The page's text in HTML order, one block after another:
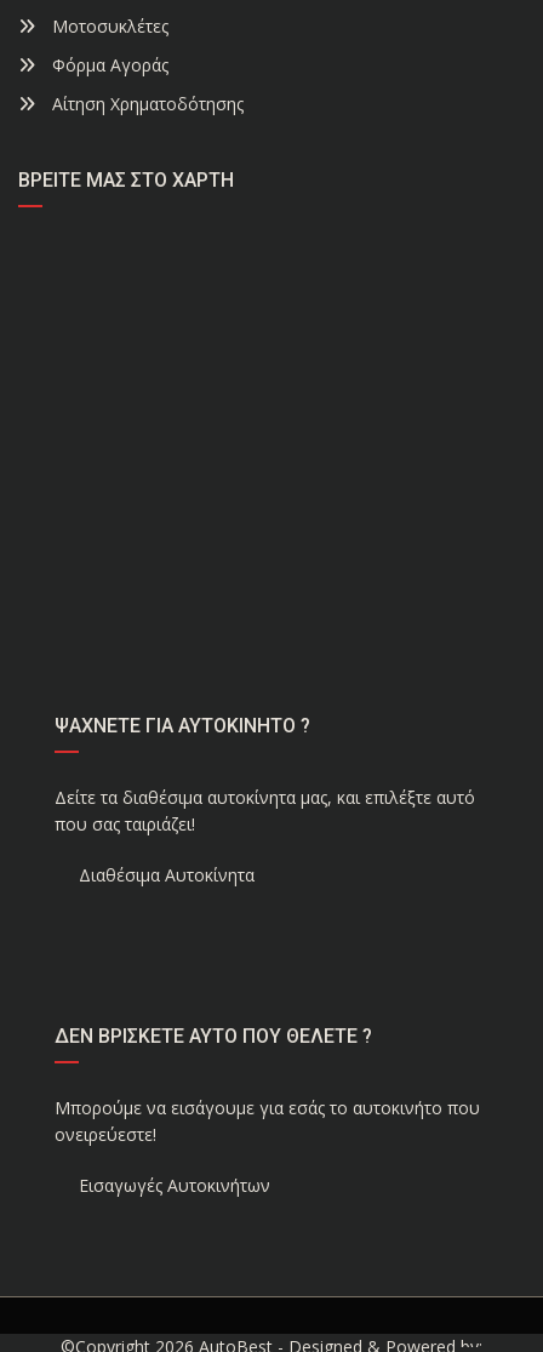
Μοτοσυκλέτες
Φόρμα Αγοράς
Αίτηση Χρηματοδότησης
ΒΡΕΊΤΕ ΜΑΣ ΣΤΟ ΧΆΡΤΗ
ΨΑΧΝΕΤΕ ΓΙΑ ΑΥΤΟΚΙΝΗΤΟ ?
Δείτε τα διαθέσιμα αυτοκίνητα μας, και επιλέξτε αυτό
που σας ταιριάζει!
Διαθέσιμα Αυτοκίνητα
ΔΕΝ ΒΡΙΣΚΕΤΕ ΑΥΤΟ ΠΟΥ ΘΕΛΕΤΕ ?
Μπορούμε να εισάγουμε για εσάς το αυτοκινήτο που
ονειρεύεστε!
Εισαγωγές Αυτοκινήτων
©Copyright 2026 AutoBest - Designed & Powered by: